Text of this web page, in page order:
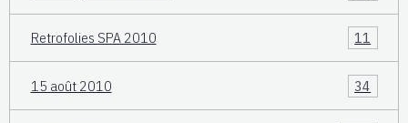
Retrofolies SPA 2010 11
15 août 2010 34